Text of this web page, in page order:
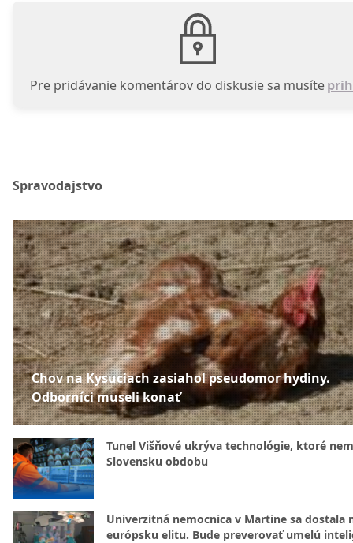
Pre pridávanie komentárov do diskusie sa musíte
Spravodajstvo
Chov na Kysuciach zasiahol pseudomor hydiny.
Odborníci museli konať
Tunel Višňové ukrýva technológie, ktoré
Slovensku obdobu
Univerzitná nemocnica v Martine sa dostala
európsku elitu. Bude preverovať umelú